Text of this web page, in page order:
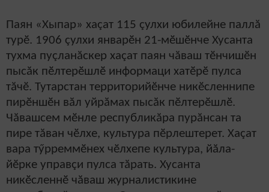
Паян «Хыпар» хаçат 115 çулхи юбилейне паллă
турӗ. 1906 çулхи январӗн 21-мӗшӗнче Хусанта
тухма пуçланăскер хаçат паян чăваш тӗнчишӗн
пысăк пӗлтерӗшлӗ информаци хатӗрӗ пулса
тăчӗ. Тутарстан территорийӗнче никӗсленнипе
пирӗншӗн вăл уйрăмах пысăк пӗлтерӗшлӗ.
Чăвашсем мӗнле республикăра пурăнсан та
пире тăван чӗлхе, культура пӗрлештерет. Хаçат
вара тӳрреммӗнех чӗлхепе культура, йăла-
йӗрке управçи пулса тăрать. Хусанта
никӗсленнӗ чăваш журналистикине